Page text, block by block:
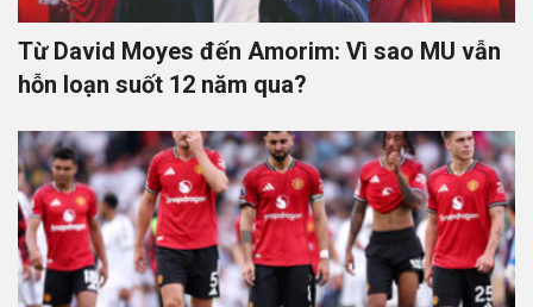
Từ David Moyes đến Amorim: Vì sao MU vẫn
hỗn loạn suốt 12 năm qua?